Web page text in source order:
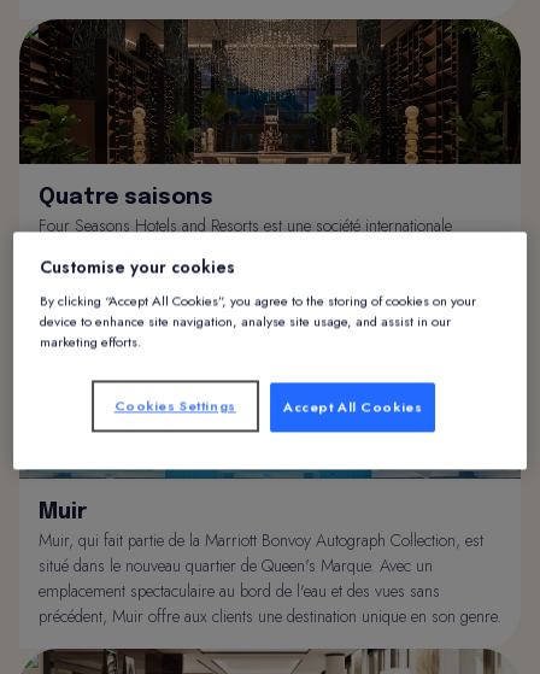
Quatre saisons
Four Seasons Hotels and Resorts est une société internationale
actuellement 124 hôtels et centres de villégiature dans le monde
entier.
Muir
Muir, qui fait partie de la Marriott Bonvoy Autograph Collection, est
situé dans le nouveau quartier de Queen's Marque. Avec un
emplacement spectaculaire au bord de l'eau et des vues sans
précédent, Muir offre aux clients une destination unique en son genre.
Customise your cookies
By clicking “Accept All Cookies”, you agree to the storing of cookies on your
device to enhance site navigation, analyse site usage, and assist in our
marketing efforts.
Accept All Cookies
Cookies Settings